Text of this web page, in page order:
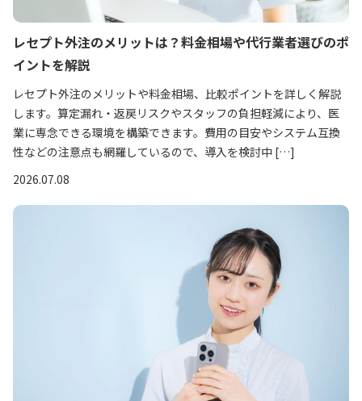
レセプト外注のメリットは？料金相場や代行業者選びのポ
イントを解説
レセプト外注のメリットや料金相場、比較ポイントを詳しく解説
します。算定漏れ・返戻リスクやスタッフの負担軽減により、医
業に専念できる環境を構築できます。費用の目安やシステム互換
性などの注意点も網羅しているので、導入を検討中 […]
2026.07.08